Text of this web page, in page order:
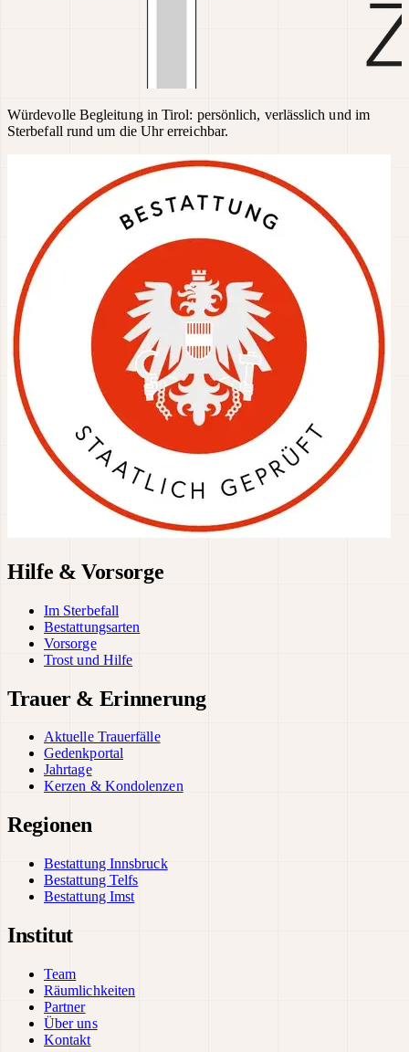
Würdevolle Begleitung in Tirol: persönlich, verlässlich und im
Sterbefall rund um die Uhr erreichbar.
Hilfe & Vorsorge
Im Sterbefall
Bestattungsarten
Vorsorge
Trost und Hilfe
Trauer & Erinnerung
Aktuelle Trauerfälle
Gedenkportal
Jahrtage
Kerzen & Kondolenzen
Regionen
Bestattung Innsbruck
Bestattung Telfs
Bestattung Imst
Institut
Team
Räumlichkeiten
Partner
Über uns
Kontakt